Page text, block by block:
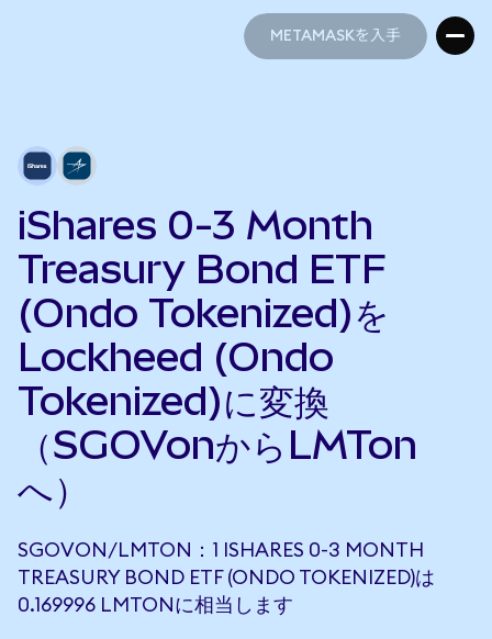
METAMASKを入手
iShares 0-3 Month
Treasury Bond ETF
(Ondo Tokenized)を
Lockheed (Ondo
Tokenized)に変換
（SGOVonからLMTon
へ）
SGOVON/LMTON：1 ISHARES 0-3 MONTH
TREASURY BOND ETF (ONDO TOKENIZED)は
0.169996 LMTONに相当します